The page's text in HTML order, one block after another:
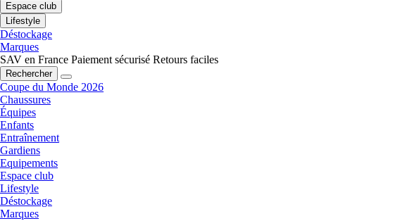
Espace club
Lifestyle
Déstockage
Marques
SAV en France Paiement sécurisé Retours faciles
Rechercher
Coupe du Monde 2026
Chaussures
Équipes
Enfants
Entraînement
Gardiens
Equipements
Espace club
Lifestyle
Déstockage
Marques